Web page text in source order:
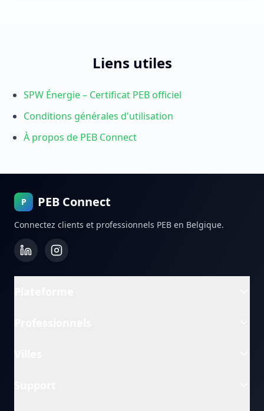
Liens utiles
SPW Énergie – Certificat PEB officiel
Conditions générales d'utilisation
À propos de PEB Connect
P PEB Connect
Connectez clients et professionnels PEB en Belgique.